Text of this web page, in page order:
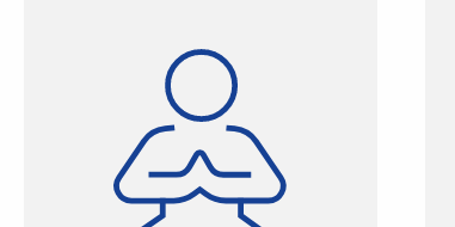
spoločnosti vyhovujúcu
zamestnancom aj ich
rodinnému životu, si naši
zamestnanci môžu zostaviť
flexibilne podľa príslušnej